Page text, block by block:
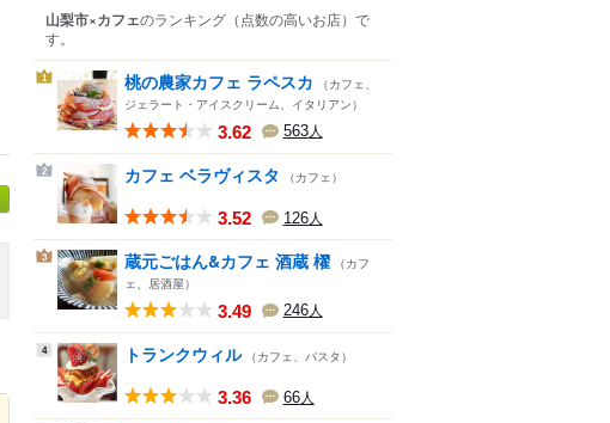
山梨市×カフェのランキング （点数の高いお店） で
す。
1 桃の農家カフェ ラペスカ
（カフェ、
ジェラート・アイスクリーム、イタリアン）
3.62 563人
2 カフェ ベラヴィスタ （カフェ）
3.52 126人
3 蔵元ごはん&カフェ 酒蔵 櫂 （カフ
ェ、居酒屋）
3.49 246人
4 トランクウィル （カフェ、パスタ）
3.36 66人